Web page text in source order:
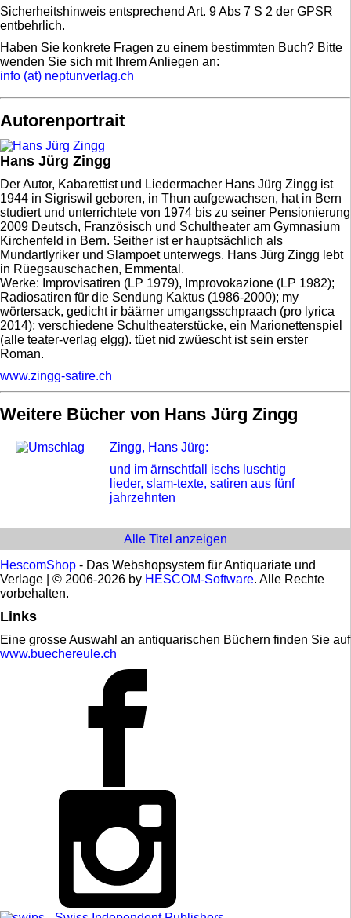
Sicherheitshinweis entsprechend Art. 9 Abs 7 S 2 der GPSR
entbehrlich.
Haben Sie konkrete Fragen zu einem bestimmten Buch? Bitte
wenden Sie sich mit Ihrem Anliegen an:
info (at) neptunverlag.ch
Autorenportrait
Hans Jürg Zingg
Der Autor, Kabarettist und Liedermacher Hans Jürg Zingg ist
1944 in Sigriswil geboren, in Thun aufgewachsen, hat in Bern
studiert und unterrichtete von 1974 bis zu seiner Pensionierung
2009 Deutsch, Französisch und Schultheater am Gymnasium
Kirchenfeld in Bern. Seither ist er hauptsächlich als
Mundartlyriker und Slampoet unterwegs. Hans Jürg Zingg lebt
in Rüegsauschachen, Emmental.
Werke: Improvisatiren (LP 1979), Improvokazione (LP 1982);
Radiosatiren für die Sendung Kaktus (1986-2000); my
wörtersack, gedicht ir bäärner umgangsschpraach (pro lyrica
2014); verschiedene Schultheaterstücke, ein Marionettenspiel
(alle teater-verlag elgg). tüet nid zwüescht ist sein erster
Roman.
www.zingg-satire.ch
Weitere Bücher von Hans Jürg Zingg
Zingg, Hans Jürg:
und im ärnschtfall ischs luschtig
lieder, slam-texte, satiren aus fünf
jahrzehnten
Alle Titel anzeigen
HescomShop - Das Webshopsystem für Antiquariate und
Verlage | © 2006-2026 by HESCOM-Software. Alle Rechte
vorbehalten.
Links
Eine grosse Auswahl an antiquarischen Büchern finden Sie auf
www.buechereule.ch